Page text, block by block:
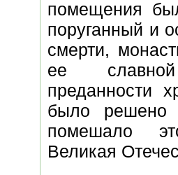
помещения
поруганный и
смерти,
ее
преданности
было решено
помешало
Великая